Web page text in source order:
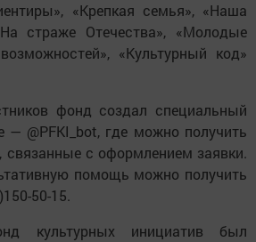
«Крепкая семья», «Наша
страже Отечества», «Молодые
«Культурный код»
фонд создал специальный
— @PFKI_bot, где можно получить
связанные с оформлением заявки.
помощь можно получить
50-15.
культурных инициатив был